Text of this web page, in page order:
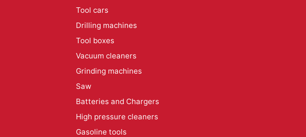
Tool cars
Drilling machines
Tool boxes
Vacuum cleaners
Grinding machines
Saw
Batteries and Chargers
High pressure cleaners
Gasoline tools